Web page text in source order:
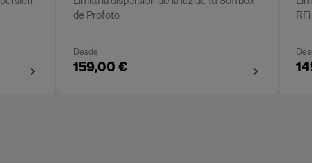
de Profoto
Desde
159,00 €